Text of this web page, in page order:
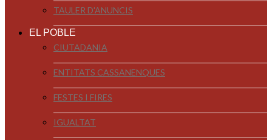
TAULER D'ANUNCIS
EL POBLE
CIUTADANIA
ENTITATS CASSANENQUES
FESTES I FIRES
IGUALTAT